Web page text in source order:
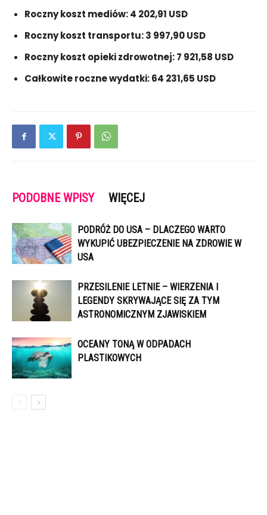
Roczny koszt mediów: 4 202,91 USD
Roczny koszt transportu: 3 997,90 USD
Roczny koszt opieki zdrowotnej: 7 921,58 USD
Całkowite roczne wydatki: 64 231,65 USD
PODOBNE WPISY WIĘCEJ
PODRÓŻ DO USA – DLACZEGO WARTO
WYKUPIĆ UBEZPIECZENIE NA ZDROWIE W
USA
PRZESILENIE LETNIE – WIERZENIA I
LEGENDY SKRYWAJĄCE SIĘ ZA TYM
ASTRONOMICZNYM ZJAWISKIEM
OCEANY TONĄ W ODPADACH
PLASTIKOWYCH